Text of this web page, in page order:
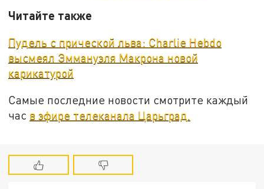
Читайте также
Пудель с прической льва: Charlie Hebdo
высмеял Эммануэля Макрона новой
карикатурой
Самые последние новости смотрите каждый
час в эфире телеканала Царьград.